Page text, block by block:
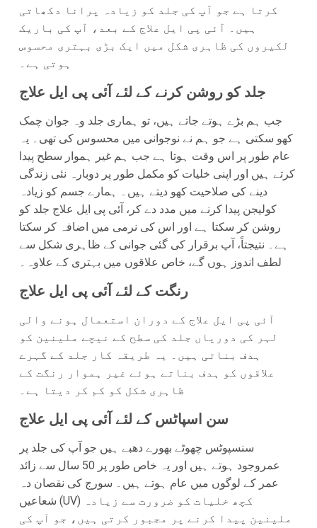
کرتا ہے جو آپ کی جلد کو زیادہ پرانا دکھاتی
ہیں۔ آئی پی ایل علاج کے بعد، آپ کی باریک
لکیروں کی ظاہری شکل میں ایک بڑی بہتری محسوس
ہوتی ہے۔
جلد کو روشن کرنے کے لئے آئی پی ایل علاج
جب ہم بڑے ہوتے جاتے ہیں، تو ہماری جلد وہ جوان چمک
کھو سکتی ہے جو ہم نے نوجوانی میں محسوس کی تھی۔ یہ
عام طور پر اس وقت ہوتا ہے جب ہم غیر ہموار سطح پیدا
کرتے ہیں اور اپنی خلیات کو مکمل طور پر دوبارہ نئی زندگی
دینے کی صلاحیت کھو دیتے ہیں۔ ہمارے جسم کو زیادہ
کولیجن پیدا کرنے میں مدد دے کر، آئی پی ایل علاج جلد کو
روشن کر سکتا ہے اور اس کی نرمی میں اضافہ کر سکتا
ہے۔ نتیجتاً، آپ برقرار کی گئی جوانی کے ظاہری شکل سے
لطف اندوز ہوں گے، خاص علاقوں میں بہتری کے علاوہ۔
رنگت کے لئے آئی پی ایل علاج
آئی پی ایل علاج کے دوران استعمال ہونے والی
لہر کی دوریاں جلد کی سطح کے نیچے ملینین کو
ہدف بناتی ہیں۔ یہ طریقہ کار جلد کے گہرے
علاقوں کو ہدف بناتے ہوئے غیر ہموار رنگت کے
ظاہری شکل کو کم کر دیتا ہے۔
سن اسپاٹس کے لئے آئی پی ایل علاج
سنسپوٹس چھوٹے بھورے دھبے ہیں جو آپ کی جلد پر
عمروجود ہوتے ہیں اور یہ خاص طور پر 50 سال سے زائد
عمر کے لوگوں میں عام ہوتے ہیں۔ سورج کی نقصان دہ
شعاعیں (UV) کچھ خلیات کو ضرورت سے زیادہ
ملینین پیدا کرنے پر مجبور کرتی ہیں، جو آپ کی